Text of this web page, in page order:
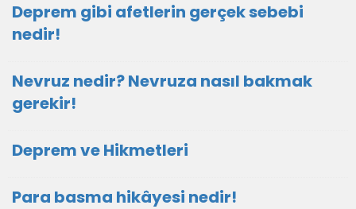
Deprem gibi afetlerin gerçek sebebi
nedir!
Nevruz nedir? Nevruza nasıl bakmak
gerekir!
Deprem ve Hikmetleri
Para basma hikâyesi nedir!